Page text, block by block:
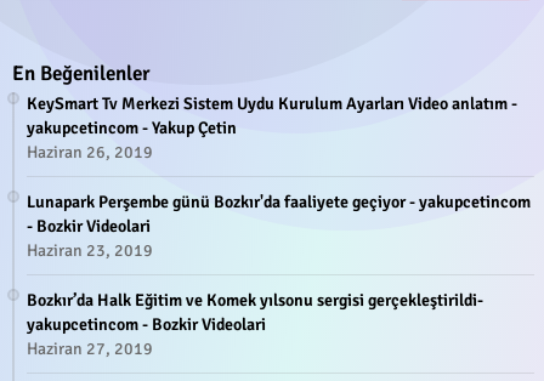
En Beğenilenler
KeySmart Tv Merkezi Sistem Uydu Kurulum Ayarları Video anlatım -
yakupcetincom - Yakup Çetin
Haziran 26, 2019
Lunapark Perşembe günü Bozkır'da faaliyete geçiyor - yakupcetincom
- Bozkir Videolari
Haziran 23, 2019
Bozkır’da Halk Eğitim ve Komek yılsonu sergisi gerçekleştirildi-
yakupcetincom - Bozkir Videolari
Haziran 27, 2019